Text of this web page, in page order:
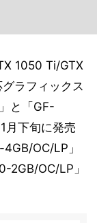
1050 Ti/GTX
ラフィックス
と「GF-
月下旬に発売
OC/LP」
2GB/OC/LP」